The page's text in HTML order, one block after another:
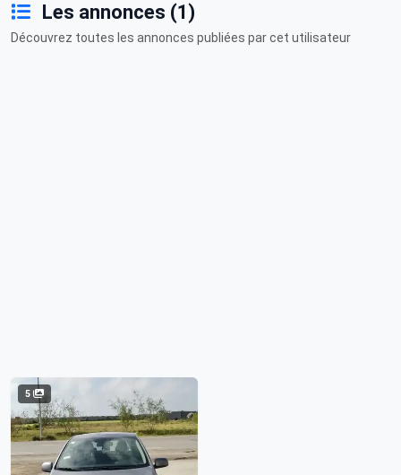
Les annonces (1)
Découvrez toutes les annonces publiées par cet utilisateur
5